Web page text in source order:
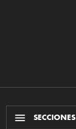
SECCIONES